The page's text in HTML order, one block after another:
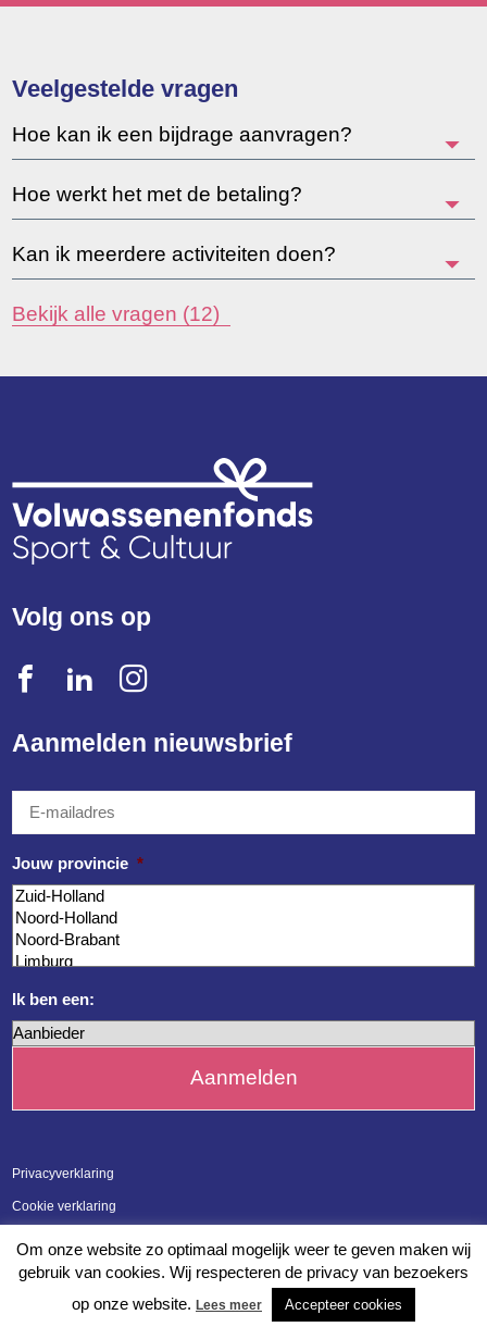
Veelgestelde vragen
Hoe kan ik een bijdrage aanvragen?
Hoe werkt het met de betaling?
Kan ik meerdere activiteiten doen?
Bekijk alle vragen (12)
Volg ons op
Aanmelden nieuwsbrief
mailadres *
Jouw provincie *
Ik ben een:
Privacyverklaring
Cookie verklaring
Om onze website zo optimaal mogelijk weer te geven maken wij
gebruik van cookies. Wij respecteren de privacy van bezoekers
op onze website. Lees meer Accepteer cookies